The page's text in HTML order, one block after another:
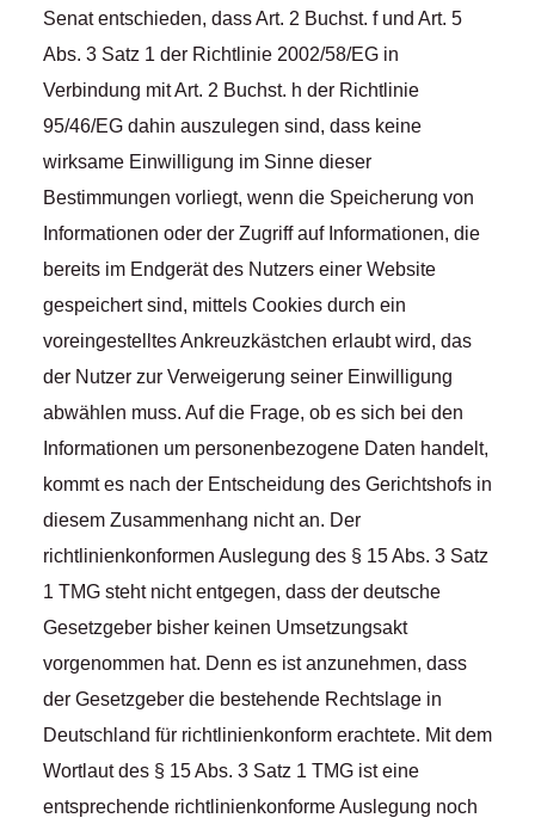
Senat entschieden, dass Art. 2 Buchst. f und Art. 5
Abs. 3 Satz 1 der Richtlinie 2002/58/EG in
Verbindung mit Art. 2 Buchst. h der Richtlinie
95/46/EG dahin auszulegen sind, dass keine
wirksame Einwilligung im Sinne dieser
Bestimmungen vorliegt, wenn die Speicherung von
Informationen oder der Zugriff auf Informationen, die
bereits im Endgerät des Nutzers einer Website
gespeichert sind, mittels Cookies durch ein
voreingestelltes Ankreuzkästchen erlaubt wird, das
der Nutzer zur Verweigerung seiner Einwilligung
abwählen muss. Auf die Frage, ob es sich bei den
Informationen um personenbezogene Daten handelt,
kommt es nach der Entscheidung des Gerichtshofs in
diesem Zusammenhang nicht an. Der
richtlinienkonformen Auslegung des § 15 Abs. 3 Satz
1 TMG steht nicht entgegen, dass der deutsche
Gesetzgeber bisher keinen Umsetzungsakt
vorgenommen hat. Denn es ist anzunehmen, dass
der Gesetzgeber die bestehende Rechtslage in
Deutschland für richtlinienkonform erachtete. Mit dem
Wortlaut des § 15 Abs. 3 Satz 1 TMG ist eine
entsprechende richtlinienkonforme Auslegung noch